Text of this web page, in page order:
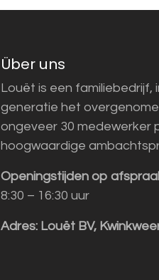
Über uns
Louët is een familiebedrijf,
generatie het
ongeveer 30 medewerker
hoogwaardige
Openingstijden op
8:30 – 16:30 uur
Adres: Louët BV,